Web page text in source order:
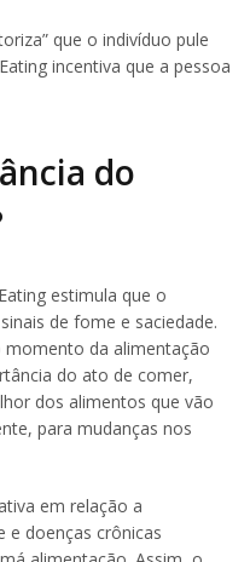
que o indivíduo pule
incentiva que a pessoa
do
estimula que o
de fome e saciedade.
da alimentação
do ato de comer,
dos alimentos que vão
para mudanças nos
em relação a
e doenças crônicas